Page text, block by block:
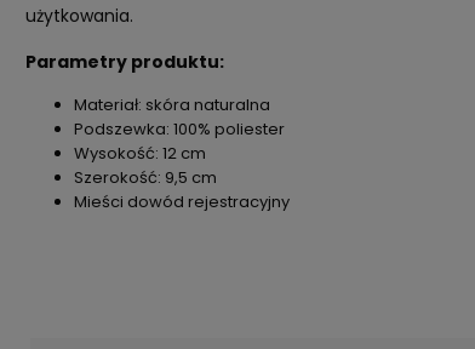
użytkowania.
Parametry produktu:
Materiał: skóra naturalna
Podszewka: 100% poliester
Wysokość: 12 cm
Szerokość: 9,5 cm
Mieści dowód rejestracyjny